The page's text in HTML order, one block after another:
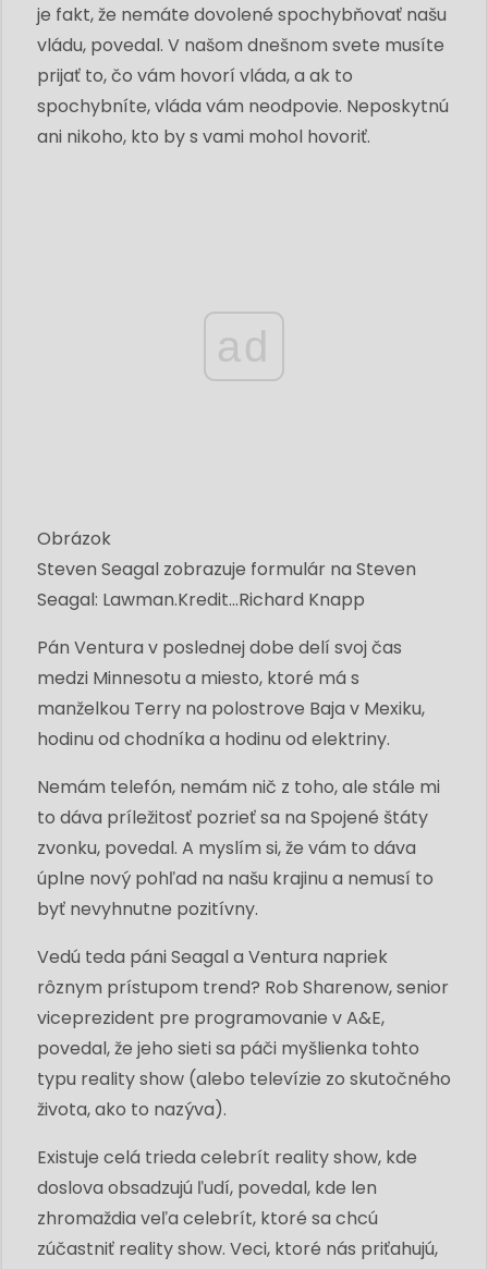
je fakt, že nemáte dovolené spochybňovať našu
vládu, povedal. V našom dnešnom svete musíte
prijať to, čo vám hovorí vláda, a ak to
spochybníte, vláda vám neodpovie. Neposkytnú
ani nikoho, kto by s vami mohol hovoriť.
ad
Obrázok
Steven Seagal zobrazuje formulár na Steven
Seagal: Lawman.Kredit...Richard Knapp
Pán Ventura v poslednej dobe delí svoj čas
medzi Minnesotu a miesto, ktoré má s
manželkou Terry na polostrove Baja v Mexiku,
hodinu od chodníka a hodinu od elektriny.
Nemám telefón, nemám nič z toho, ale stále mi
to dáva príležitosť pozrieť sa na Spojené štáty
zvonku, povedal. A myslím si, že vám to dáva
úplne nový pohľad na našu krajinu a nemusí to
byť nevyhnutne pozitívny.
Vedú teda páni Seagal a Ventura napriek
rôznym prístupom trend? Rob Sharenow, senior
viceprezident pre programovanie v A&E,
povedal, že jeho sieti sa páči myšlienka tohto
typu reality show (alebo televízie zo skutočného
života, ako to nazýva).
Existuje celá trieda celebrít reality show, kde
doslova obsadzujú ľudí, povedal, kde len
zhromaždia veľa celebrít, ktoré sa chcú
zúčastniť reality show. Veci, ktoré nás priťahujú,